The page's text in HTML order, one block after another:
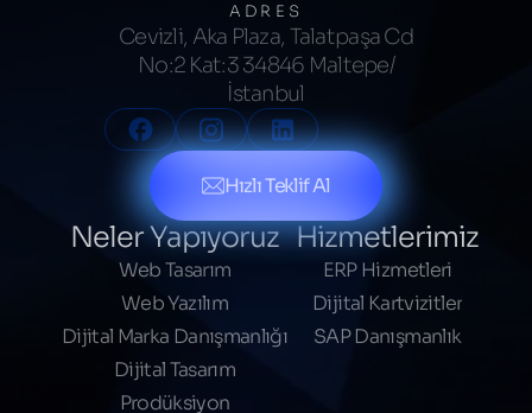
ADRES
Cevizli, Aka Plaza, Talatpaşa Cd
No:2 Kat:3 34846 Maltepe/
İstanbul
Hızlı Teklif Al
Neler Yapıyoruz
Web Tasarım
Web Yazılım
Dijital Marka Danışmanlığı
Dijital Tasarım
Prodüksiyon
Hizmetlerimiz
ERP Hizmetleri
Dijital Kartvizitler
SAP Danışmanlık